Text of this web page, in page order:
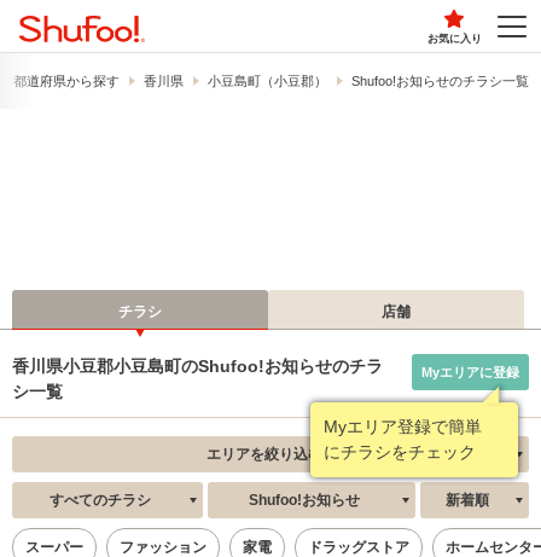
お気に入り
都道府県から探す 香川県 小豆島町（小豆郡） Shufoo!お知らせのチラシ一覧
チラシ 店舗
香川県小豆郡小豆島町のShufoo!お知らせのチラ
シ一覧
Myエリア登録で簡単
にチラシをチェック
Myエリアに登録
エリアを絞り込む
すべてのチラシ Shufoo!お知らせ 新着順
スーパー ファッション 家電 ドラッグストア ホームセンタ